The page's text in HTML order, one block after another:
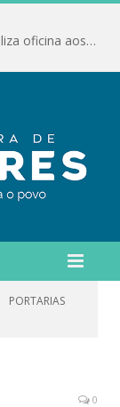
Conselho Municipal de Assistência Social realiza oficina aos servidores
PORTARIAS
0